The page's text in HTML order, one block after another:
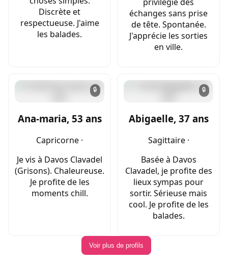
Discrète et
respectueuse. J'aime
les balades.
échanges sans prise
de tête. Spontanée.
J'apprécie les sorties
en ville.
🔒
Ana-maria, 53 ans
Capricorne ·
Je vis à Davos Clavadel
(Grisons). Chaleureuse.
Je profite de les
moments chill.
🔒
Abigaelle, 37 ans
Sagittaire ·
Basée à Davos
Clavadel, je profite des
lieux sympas pour
sortir. Sérieuse mais
cool. Je profite de les
balades.
Voir plus de profils